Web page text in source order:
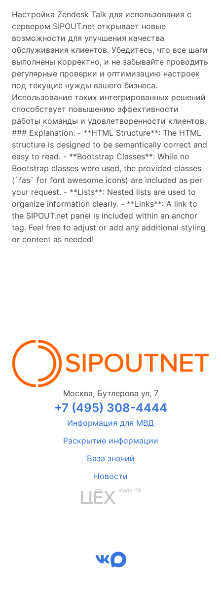
Настройка Zendesk Talk для использования с
сервером SIPOUT.net открывает новые
возможности для улучшения качества
обслуживания клиентов. Убедитесь, что все шаги
выполнены корректно, и не забывайте проводить
регулярные проверки и оптимизацию настроек
под текущие нужды вашего бизнеса.
Использование таких интегрированных решений
способствует повышению эффективности
работы команды и удовлетворенности клиентов.
### Explanation: - **HTML Structure**: The HTML
structure is designed to be semantically correct and
easy to read. - **Bootstrap Classes**: While no
Bootstrap classes were used, the provided classes
(`fas` for font awesome icons) are included as per
your request. - **Lists**: Nested lists are used to
organize information clearly. - **Links**: A link to
the SIPOUT.net panel is included within an anchor
tag. Feel free to adjust or add any additional styling
or content as needed!
Москва, Бутлерова ул, 7
+7 (495) 308-4444
Информация для МВД
Раскрытие информации
База знаний
Новости